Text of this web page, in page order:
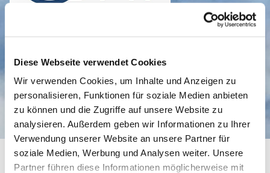
Diese Webseite verwendet Cookies
Wir verwenden Cookies, um Inhalte und Anzeigen zu
personalisieren, Funktionen für soziale Medien anbieten
zu können und die Zugriffe auf unsere Website zu
analysieren. Außerdem geben wir Informationen zu Ihrer
Verwendung unserer Website an unsere Partner für
soziale Medien, Werbung und Analysen weiter. Unsere
Partner führen diese Informationen möglicherweise mit
+ Dienst